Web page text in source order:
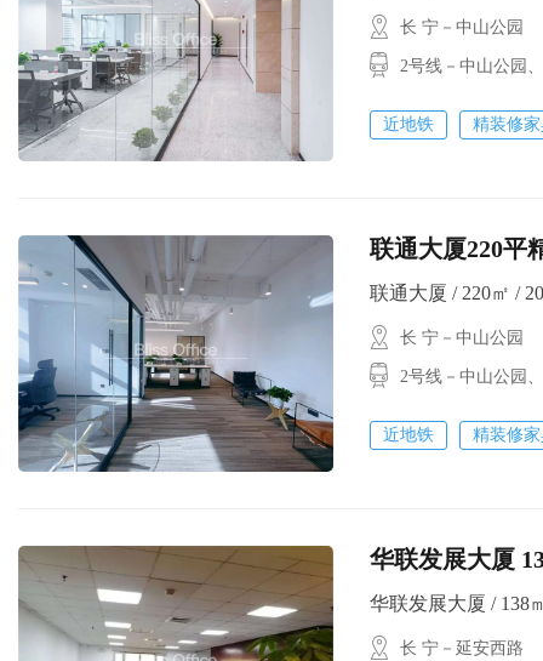
长 宁－中山公园
2号线－中山公园
近地铁 精装修
联通大厦220平
联通大厦 / 220㎡ /
长 宁－中山公园
2号线－中山公园
近地铁 精装修
华联发展大厦
华联发展大厦 / 138
长 宁－延安西路